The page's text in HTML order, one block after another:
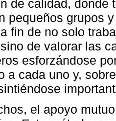
de calidad, donde
pequeños grupos
fin de no solo
de valorar las
esforzándose
a cada uno y,
el apoyo